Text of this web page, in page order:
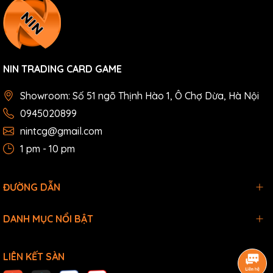
NIN TRADING CARD GAME
Showroom: Số 51 ngõ Thịnh Hào 1, Ô Chợ Dừa, Hà Nội
0945020899
nintcg@gmail.com
1 pm - 10 pm
ĐƯỜNG DẪN
DANH MỤC NỔI BẬT
LIÊN KẾT SÀN